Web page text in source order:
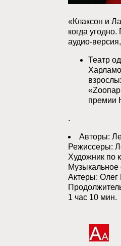
«Клаксон и
когда
аудио-
Театр
премии
.
Авторы:
Режиссеры:
Художник по
Актеры:
1 час 10 мин.